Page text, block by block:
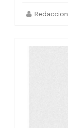
Redaccion